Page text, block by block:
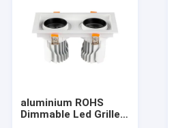
aluminium ROHS
Dimmable Led Grille